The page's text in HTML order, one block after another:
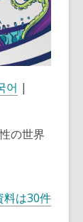
어 |
の世界
料は30件